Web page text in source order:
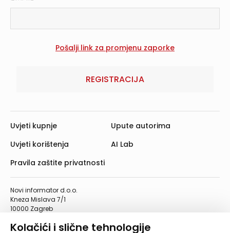
Kolačići i slične tehnologije
REGISTRACIJA
Novi informator d.o.o.
Kneza Mislava 7/1
10000 Zagreb
Telefaks: 01/4612-553
Uvjeti kupnje
Uvjeti korištenja
Pravila zaštite privatnosti
Upute autorima
AI Lab